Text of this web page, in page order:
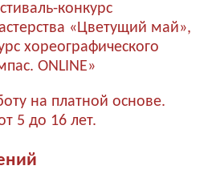
конкурс
«Цветущий май»,
хореографического
ONLINE»
на платной основе.
5 до 16 лет.